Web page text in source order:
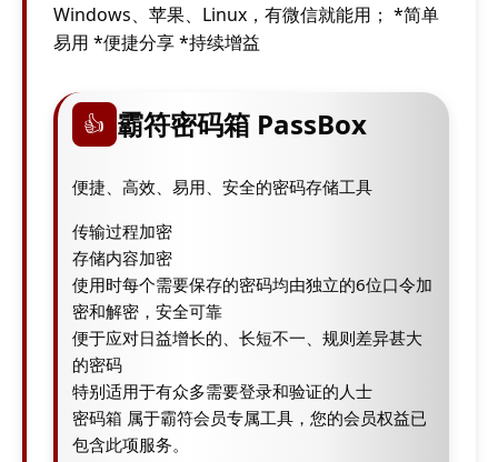
Windows、苹果、Linux，有微信就能用； *简单
易用 *便捷分享 *持续增益
👍 霸符密码箱 PassBox
便捷、高效、易用、安全的密码存储工具
传输过程加密
存储内容加密
使用时每个需要保存的密码均由独立的6位口令加
密和解密，安全可靠
便于应对日益增长的、长短不一、规则差异甚大
的密码
特别适用于有众多需要登录和验证的人士
密码箱 属于霸符会员专属工具，您的会员权益已
包含此项服务。